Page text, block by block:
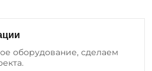
оборудования и
оборудование, сделаем